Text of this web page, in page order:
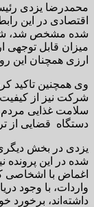
محمدرضا یزدی
اقتصادی در این
میزان قابل توجهی
ارزی همچنان این
وی همچنین تاکید
شرکت نیز از کیفیت
سلامت غذایی مردم
دستگاه قضایی از
یزدی در بخش
شده در این
اغماض با اشخاصی
واردات، با وجود
داشته‌اند، برخورد